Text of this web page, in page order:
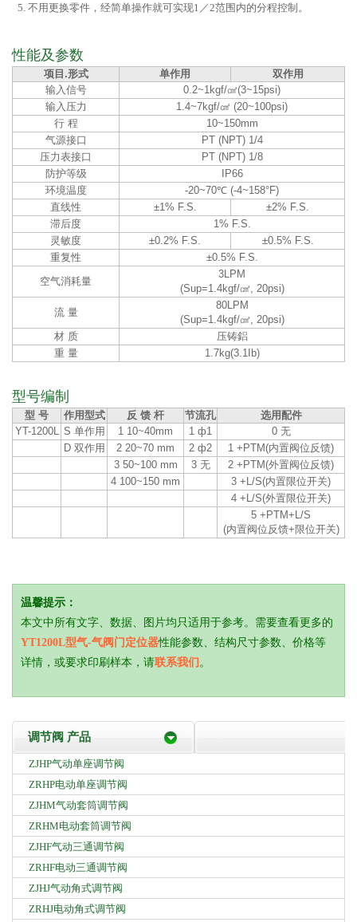
不用更换零件，经简单操作就可实现1／2范围内的分程控制。
性能及参数
项目.形式 单作用
双作用
输入信号
0.2~1kgf/㎠(3~15psi)
输入压力
1.4~7kgf/㎠ (20~100psi)
行 程
10~150mm
气源接口
PT (NPT) 1/4
压力表接口
PT (NPT) 1/8
防护等级
IP66
环境温度
-20~70℃ (-4~158°F)
直线性
±1% F.S.
±2% F.S.
滞后度
1% F.S.
灵敏度
±0.2% F.S.
±0.5% F.S.
重复性
±0.5% F.S.
空气消耗量
3LPM
(Sup=1.4kgf/㎠, 20psi)
流 量
80LPM
(Sup=1.4kgf/㎠, 20psi)
材 质
压铸鋁
重 量
1.7kg(3.1Ib)
型号编制
型 号 作用型式 反 馈 杆 节流孔
选用配件
YT-1200L
S 单作用 1 10~40mm 1 ф1
0 无
D 双作用
2 20~70 mm 2 ф2
1 +PTM(内置阀位反馈)
3 50~100 mm
3 无
2 +PTM(外置阀位反馈)
4 100~150 mm
3 +L/S(内置限位开关)
4 +L/S(外置限位开关)
5 +PTM+L/S
(内置阀位反馈+限位开关)
温馨提示：
本文中所有文字、数据、图片均只适用于参考。需要查看更多的
YT1200L型气-气阀门定位器性能参数、结构尺寸参数、价格等
详情，或要求印刷样本，请联系我们 。
调节阀 产品
ZJHP气动单座调节阀
ZRHP电动单座调节阀
ZJHM气动套筒调节阀
ZRHM电动套筒调节阀
ZJHF气动三通调节阀
ZRHF电动三通调节阀
ZJHJ气动角式调节阀
ZRHJ电动角式调节阀